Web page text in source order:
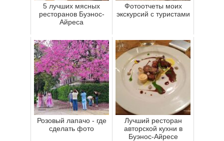
5 лучших мясных
ресторанов Буэнос-
Айреса
Фотоотчеты моих
экскурсий с туристами
Розовый лапачо - где
сделать фото
Лучший ресторан
авторской кухни в
Буэнос-Айресе